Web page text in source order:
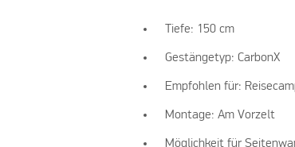
Tiefe: 150 cm
Gestängetyp: CarbonX
Empfohlen für:
Montage: Am Vorzelt
Möglichkeit für